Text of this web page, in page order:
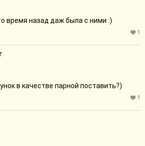
время назад даж была с ними :)
1
в качестве парной поставить?)
1